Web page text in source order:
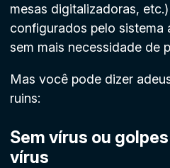
mesas digitalizadoras,
configurados pelo
sem mais necessidade de
Mas você pode dizer
ruins:
Sem vírus ou
vírus